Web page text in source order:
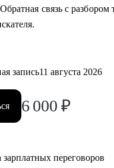
связь с
запись11 августа 2026
6 000 ₽
переговоров